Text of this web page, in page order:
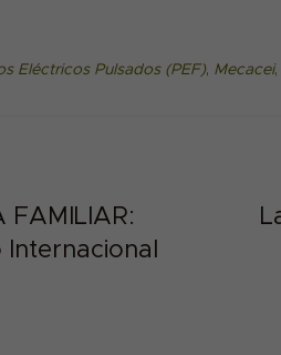
Eléctricos Pulsados (PEF), Mecacei,
FAMILIAR: